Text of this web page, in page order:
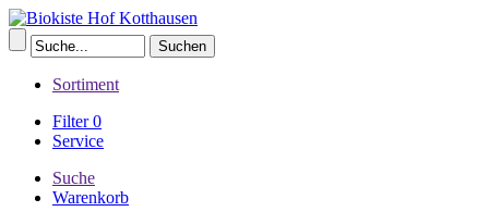
Sortiment
Filter0
Service
Suche
Warenkorb